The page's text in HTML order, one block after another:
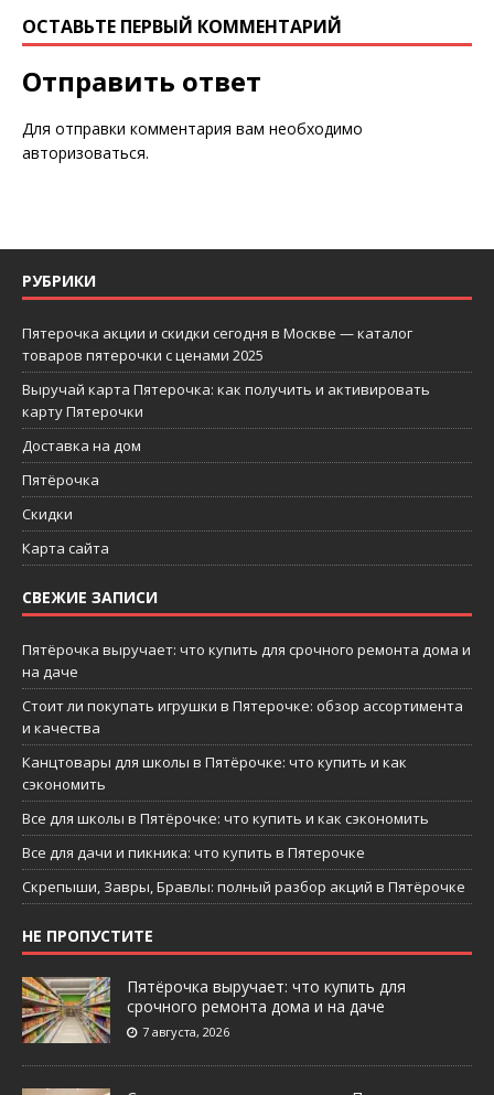
ОСТАВЬТЕ ПЕРВЫЙ КОММЕНТАРИЙ
Отправить ответ
Для отправки комментария вам необходимо
авторизоваться.
РУБРИКИ
Пятерочка акции и скидки сегодня в Москве — каталог
товаров пятерочки с ценами 2025
Выручай карта Пятерочка: как получить и активировать
карту Пятерочки
Доставка на дом
Пятёрочка
Скидки
Карта сайта
СВЕЖИЕ ЗАПИСИ
Пятёрочка выручает: что купить для срочного ремонта дома и
на даче
Стоит ли покупать игрушки в Пятерочке: обзор ассортимента
и качества
Канцтовары для школы в Пятёрочке: что купить и как
сэкономить
Все для школы в Пятёрочке: что купить и как сэкономить
Все для дачи и пикника: что купить в Пятерочке
Скрепыши, Завры, Бравлы: полный разбор акций в Пятёрочке
НЕ ПРОПУСТИТЕ
Пятёрочка выручает: что купить для
срочного ремонта дома и на даче
7 августа, 2026